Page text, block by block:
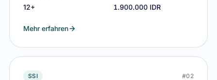
12+ 1.900.000 IDR
Mehr erfahren
SSI #02